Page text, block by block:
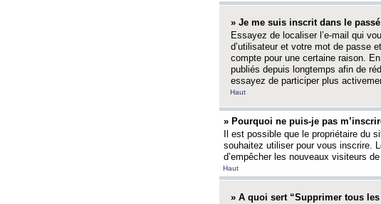
» Je me suis inscrit dans le
Essayez de localiser l’e-mail qui
d’utilisateur et votre mot de passe
compte pour une certaine raison.
publiés depuis longtemps afin de
essayez de participer plus
Haut
» Pourquoi ne puis-je pas
Il est possible que le propriétaire du
souhaitez utiliser pour vous inscrire.
d’empêcher les nouveaux visiteurs
Haut
» A quoi sert “Supprimer tous